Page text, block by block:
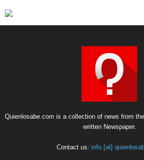
Quienlosabe.com is a collection of news from
written Newspaper.
Contact us: info [at]